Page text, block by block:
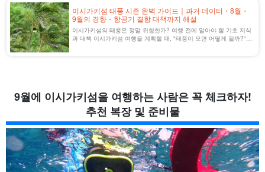
이시가키섬 태풍 시즌 완벽 가이드｜과거 데이터・8월・
9월의 경향・항공기 결항 대책까지 해설
이시가키섬의 태풍은 정말 위험한가? 여행 전에 알아야 할 기초 지식
과 대책 이시가키섬 여행을 계획할 때, "태풍이 오면 어떻게 될까?"
9월에 이시가키섬을 여행하는 사람은 꼭 체크하자!
추천 복장 및 준비물